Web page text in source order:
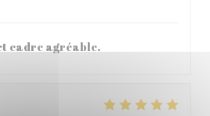
cadre agréable.